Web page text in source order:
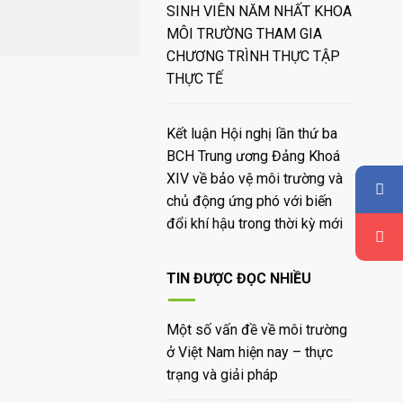
SINH VIÊN NĂM NHẤT KHOA
MÔI TRƯỜNG THAM GIA
CHƯƠNG TRÌNH THỰC TẬP
THỰC TẾ
Kết luận Hội nghị lần thứ ba
BCH Trung ương Đảng Khoá
XIV về bảo vệ môi trường và
chủ động ứng phó với biến
đổi khí hậu trong thời kỳ mới
TIN ĐƯỢC ĐỌC NHIỀU
Một số vấn đề về môi trường
ở Việt Nam hiện nay – thực
trạng và giải pháp